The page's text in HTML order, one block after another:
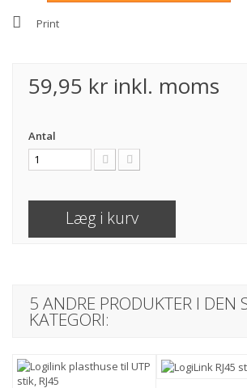
Print
59,95 kr inkl. moms
Antal
Læg i kurv
5 ANDRE PRODUKTER I DEN
KATEGORI: